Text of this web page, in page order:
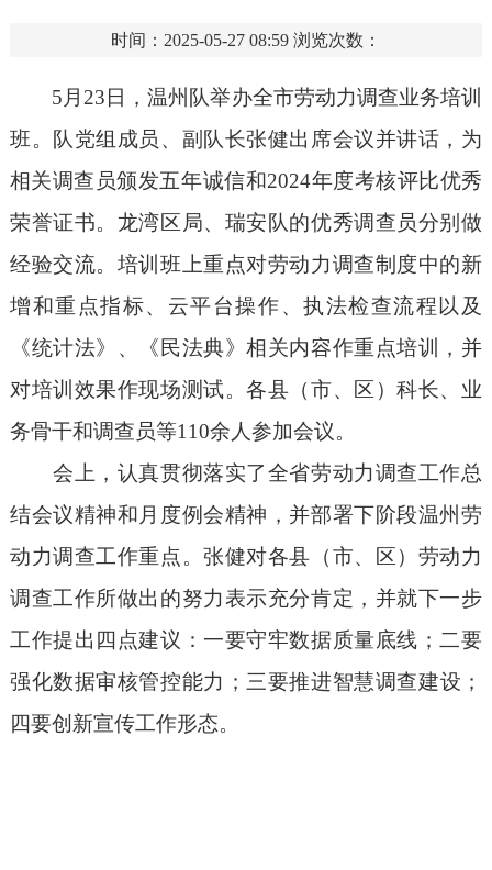
时间：2025-05-27 08:59 浏览次数：
5月23日，温州队举办全市劳动力调查业务培训
班。
队党组成员、副队长张健出席会议并讲话 ， 为
相关调查员颁发五年诚信和2024年度考核评比优秀
荣誉证书。 龙湾区局、瑞安队的优秀调查员分别做
经验交流。培训班上重点对劳动力调查制度中的新
增和重点指标、云平台操作、执法检查流程以及
《统计法》
、《民法典》相关内容作重点培训 ， 并
对培训 效果作现场测试。各县（市、区）科长、业
务骨干和调查员等110余人参加会议。
会上， 认真贯彻落实了全省劳动力调查工作总
结会议精神和 月度例会精神 ，并部署下阶段温州劳
动力调查工作重点。张健对各县（市、区）劳动力
调查工作所做出的努力表示充分肯定，并就下一步
工作提出四点建议：一要守牢数据质量底线 ；二要
强化数据审核管控能力；三要推进智慧调查建设 ；
四要创新宣传工作形态。